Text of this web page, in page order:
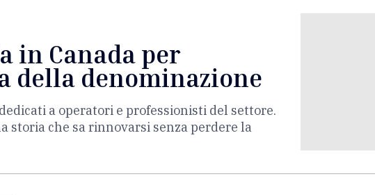
in Canada per
della denominazione
a operatori e professionisti del settore.
storia che sa rinnovarsi senza perdere la